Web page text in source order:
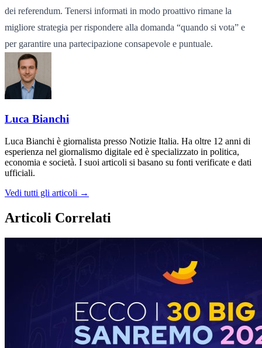
dei referendum. Tenersi informati in modo proattivo rimane la
migliore strategia per rispondere alla domanda “quando si vota” e
per garantire una partecipazione consapevole e puntuale.
Luca Bianchi
Luca Bianchi è giornalista presso Notizie Italia. Ha oltre 12 anni di
esperienza nel giornalismo digitale ed è specializzato in politica,
economia e società. I suoi articoli si basano su fonti verificate e dati
ufficiali.
Vedi tutti gli articoli →
Articoli Correlati